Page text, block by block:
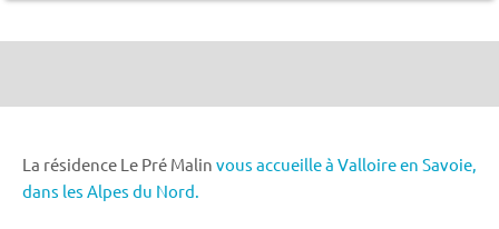
La résidence Le Pré Malin vous accueille à Valloire en Savoie,
dans les Alpes du Nord.